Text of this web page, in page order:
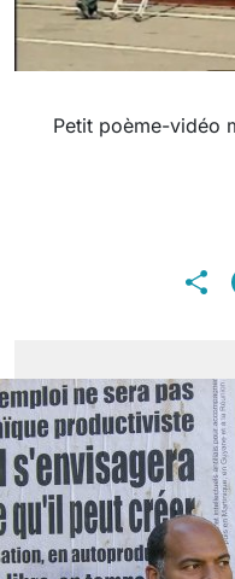
Petit poème-vidéo